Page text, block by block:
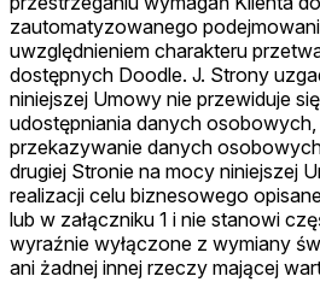
zautomatyzowanego
uwzględnieniem charakteru
dostępnych Doodle. J. Strony
niniejszej Umowy nie przewiduje
udostępniania danych
przekazywanie danych
drugiej Stronie na mocy niniejszej
realizacji celu biznesowego
lub w załączniku 1 i nie stanowi
wyraźnie wyłączone z wymiany
ani żadnej innej rzeczy mającej